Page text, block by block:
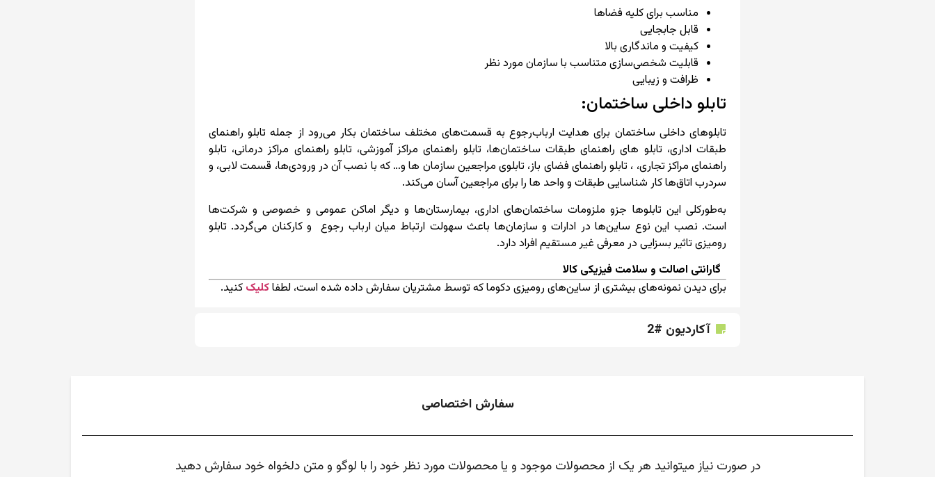
مناسب برای کلیه فضاها
قابل جابجایی
کیفیت و ماندگاری بالا
قابلیت شخصی‌سازی متناسب با سازمان مورد نظر
ظرافت و زیبایی
تابلو داخلی ساختمان:
تابلوهای داخلی ساختمان برای هدایت ارباب‌رجوع به قسمت‌های مختلف ساختمان بکار می‌رود از جمله تابلو راهنمای
طبقات اداری، تابلو های راهنمای طبقات ساختمان‌ها، تابلو راهنمای مراکز آموزشی، تابلو راهنمای مراکز درمانی، تابلو
راهنمای مراکز تجاری، ، تابلو راهنمای فضای باز، تابلوی مراجعین سازمان ها و… که با نصب آن در ورودی‌ها، قسمت لابی، و
سردرب اتاق‌ها کار شناسایی طبقات و واحد ها را برای مراجعین آسان می‌کند.
به‌طورکلی این تابلوها جزو ملزومات ساختمان‌های اداری، بیمارستان‌ها و دیگر اماکن عمومی و خصوصی و شرکت‌ها
است. نصب این نوع ساین‌ها در ادارات و سازمان‌ها باعث سهولت ارتباط میان ارباب رجوع و کارکنان می‌گردد. تابلو
رومیزی تاثیر بسزایی در معرفی غیر مستقیم افراد دارد.
گارانتی اصالت و سلامت فیزیکی کالا
برای دیدن نمونه‌های بیشتری از ساین‌های رومیزی دکوما که توسط مشتریان سفارش داده شده است، لطفاکلیک کنید.
آکاردیون #2
سفارش اختصاصی
در صورت نیاز میتوانید هر یک از محصولات موجود و یا محصولات مورد نظر خود را با لوگو و متن دلخواه خود سفارش دهید